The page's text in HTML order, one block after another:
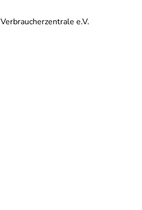
Verbraucherzentrale e.V.